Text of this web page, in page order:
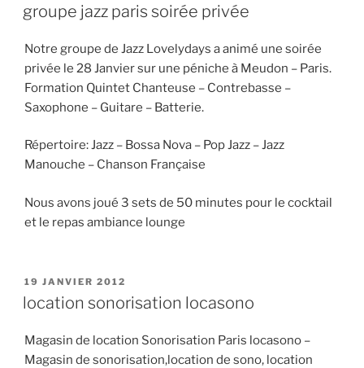
groupe jazz paris soirée privée
Notre groupe de Jazz Lovelydays a animé une soirée
privée le 28 Janvier sur une péniche à Meudon – Paris.
Formation Quintet Chanteuse – Contrebasse –
Saxophone – Guitare – Batterie.
Répertoire: Jazz – Bossa Nova – Pop Jazz – Jazz
Manouche – Chanson Française
Nous avons joué 3 sets de 50 minutes pour le cocktail
et le repas ambiance lounge
PUBLIÉ
LE
19 JANVIER 2012
location sonorisation locasono
Magasin de location Sonorisation Paris locasono –
Magasin de sonorisation,location de sono, location